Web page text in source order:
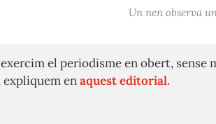
Un nen observa
el periodisme en obert, sense
expliquem enaquest editorial.